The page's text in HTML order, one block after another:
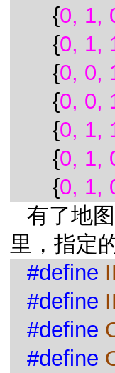
{0, 1,
{0, 1,
{0, 0,
{0, 0,
{0, 1,
{0, 1,
{0, 1,
有了地
里，指定
#define
#define
#define
#define